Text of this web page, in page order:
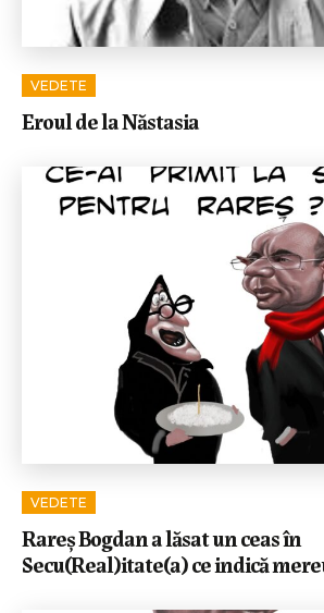
VEDETE
Eroul de la Năstasia
VEDETE
Rareș Bogdan a lăsat un ceas în
Secu(Real)itate(a) ce indică